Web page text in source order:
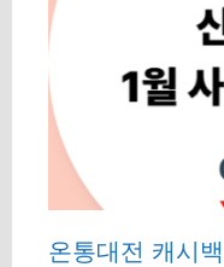
온통대전 캐시